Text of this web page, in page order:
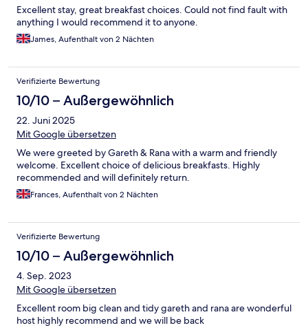
Excellent stay, great breakfast choices. Could not find fault with
anything I would recommend it to anyone.
James, Aufenthalt von 2 Nächten
Verifizierte Bewertung
10/10 – Außergewöhnlich
22. Juni 2025
Mit Google übersetzen
We were greeted by Gareth & Rana with a warm and friendly
welcome. Excellent choice of delicious breakfasts. Highly
recommended and will definitely return.
Frances, Aufenthalt von 2 Nächten
Verifizierte Bewertung
10/10 – Außergewöhnlich
4. Sep. 2023
Mit Google übersetzen
Excellent room big clean and tidy gareth and rana are wonderful
host highly recommend and we will be back